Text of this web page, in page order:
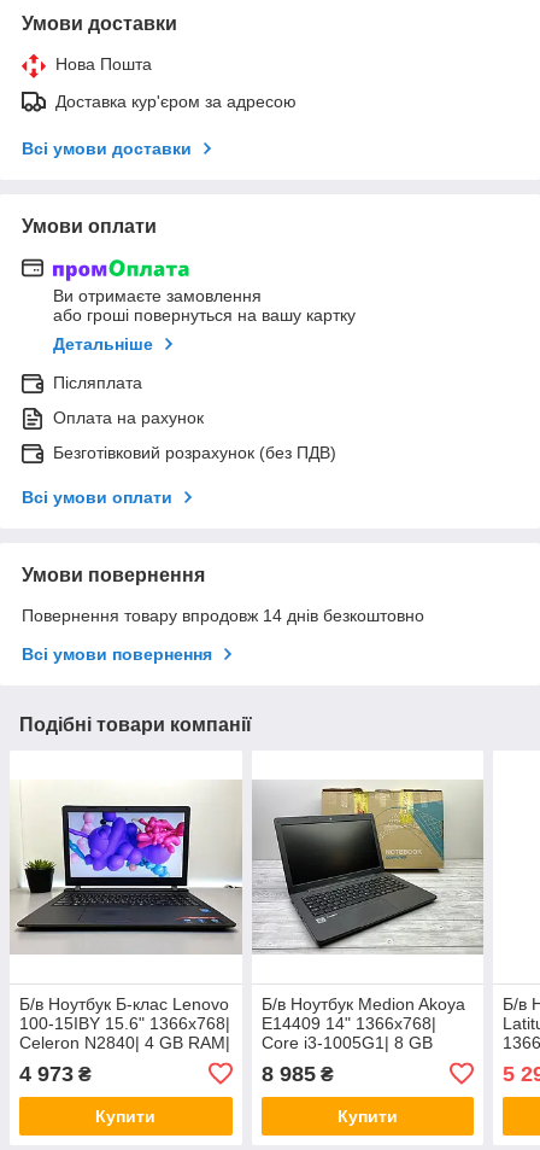
Умови доставки
Нова Пошта
Доставка кур'єром за адресою
Всі умови доставки
Умови оплати
Ви отримаєте замовлення
або гроші повернуться на вашу картку
Детальніше
Післяплата
Оплата на рахунок
Безготівковий розрахунок (без ПДВ)
Всі умови оплати
Умови повернення
Повернення товару впродовж 14 днів безкоштовно
Всі умови повернення
Подібні товари компанії
Б/в Ноутбук Б-клас Lenovo
100-15IBY 15.6" 1366x768|
Celeron N2840| 4 GB RAM|
4 973 ₴
Купити
Б/в Ноутбук Medion Akoya
E14409 14" 1366x768|
Core i3-1005G1| 8 GB
RAM| 120 GB SSD| UHD
8 985₴
Купити
Б/в
HD
5